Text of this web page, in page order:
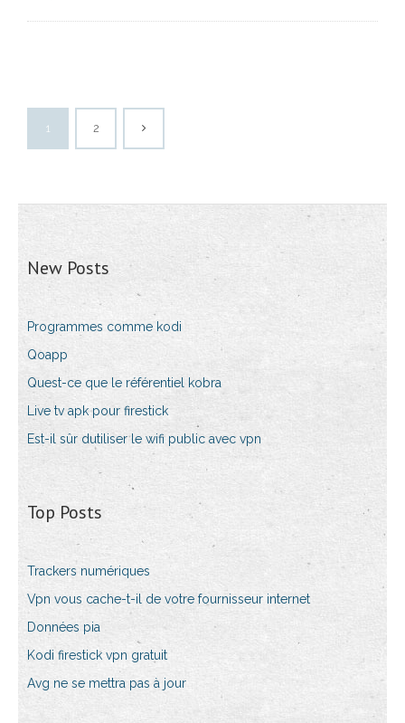
1 2
New Posts
Programmes comme kodi
Qoapp
Quest-ce que le référentiel kobra
Live tv apk pour firestick
Est-il sûr dutiliser le wifi public avec vpn
Top Posts
Trackers numériques
Vpn vous cache-t-il de votre fournisseur internet
Données pia
Kodi firestick vpn gratuit
Avg ne se mettra pas à jour